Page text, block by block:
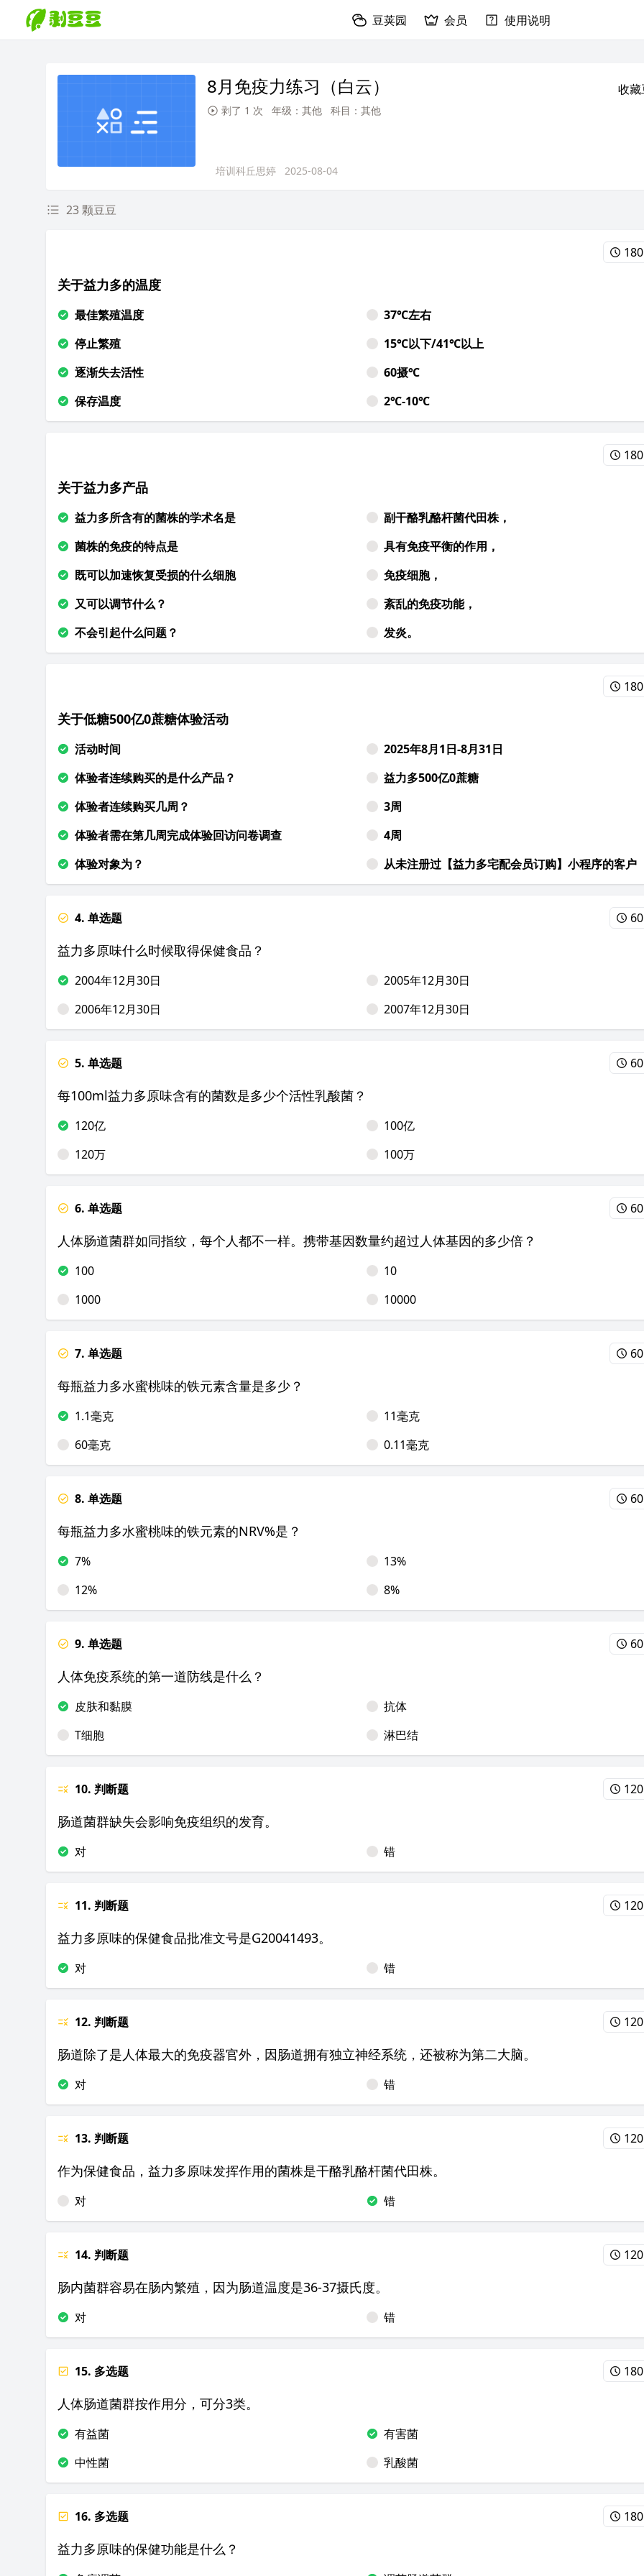
豆荚园 会员 使用说明
8月免疫力练习（白云） 收
剥了 1 次 年级：其他 科目：其他
培训科丘思婷 2025-08-04
23 颗豆豆
关于益力多的温度
最佳繁殖温度
37℃左右
停止繁殖
15℃以下/41℃以上
逐渐失去活性
60摄℃
保存温度
2℃-10℃
关于益力多产品
益力多所含有的菌株的学术名是
副干酪乳酪杆菌代田株，
菌株的免疫的特点是
具有免疫平衡的作用，
既可以加速恢复受损的什么细胞
免疫细胞，
又可以调节什么？
紊乱的免疫功能，
不会引起什么问题？
发炎。
关于低糖500亿0蔗糖体验活动
活动时间
2025年8月1日-8月31日
体验者连续购买的是什么产品？
益力多500亿0蔗糖
体验者连续购买几周？
3周
体验者需在第几周完成体验回访问卷调查
4周
体验对象为？
从未注册过【益力多宅配会员订购】小程序的客户
4. 单选题
益力多原味什么时候取得保健食品？
2004年12月30日
2005年12月30日
2006年12月30日
2007年12月30日
5. 单选题
每100ml益力多原味含有的菌数是多少个活性乳酸菌？
120亿
100亿
120万
100万
6. 单选题
人体肠道菌群如同指纹，每个人都不一样。携带基因数量约超过人体基因的多少倍？
100
10
1000
10000
7. 单选题
每瓶益力多水蜜桃味的铁元素含量是多少？
1.1毫克
11毫克
60毫克
0.11毫克
8. 单选题
每瓶益力多水蜜桃味的铁元素的NRV%是？
7%
13%
12%
8%
9. 单选题
人体免疫系统的第一道防线是什么？
皮肤和黏膜
抗体
T细胞
淋巴结
10. 判断题
肠道菌群缺失会影响免疫组织的发育。
对 错
11. 判断题
益力多原味的保健食品批准文号是G20041493。
对 错
12. 判断题
肠道除了是人体最大的免疫器官外，因肠道拥有独立神经系统，还被称为第二大脑。
对 错
13. 判断题
作为保健食品，益力多原味发挥作用的菌株是干酪乳酪杆菌代田株。
对 错
14. 判断题
肠内菌群容易在肠内繁殖，因为肠道温度是36-37摄氏度。
对 错
15. 多选题
人体肠道菌群按作用分，可分3类。
有益菌
有害菌
中性菌
乳酸菌
16. 多选题
益力多原味的保健功能是什么？